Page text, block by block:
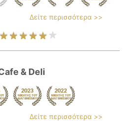
Δείτε περισσότερα >>
& Deli
Δείτε περισσότερα >>